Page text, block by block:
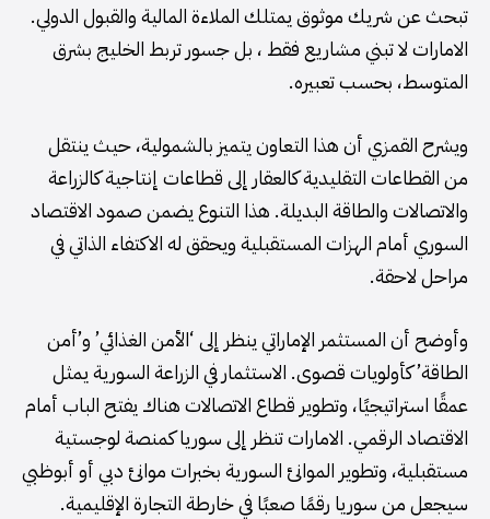
تبحث عن شريك موثوق يمتلك الملاءة المالية والقبول الدولي.
الامارات لا تبني مشاريع فقط ، بل جسور تربط الخليج بشرق
المتوسط، بحسب تعبيره.
ويشرح القمزي أن هذا التعاون يتميز بالشمولية، حيث ينتقل
من القطاعات التقليدية كالعقار إلى قطاعات إنتاجية كالزراعة
والاتصالات والطاقة البديلة. هذا التنوع يضمن صمود الاقتصاد
السوري أمام الهزات المستقبلية ويحقق له الاكتفاء الذاتي في
مراحل لاحقة.
وأوضح أن المستثمر الإماراتي ينظر إلى ‘الأمن الغذائي’ و’أمن
الطاقة’ كأولويات قصوى. الاستثمار في الزراعة السورية يمثل
عمقًا استراتيجيًا، وتطوير قطاع الاتصالات هناك يفتح الباب أمام
الاقتصاد الرقمي. الامارات تنظر إلى سوريا كمنصة لوجستية
مستقبلية، وتطوير الموانئ السورية بخبرات موانئ دبي أو أبوظبي
سيجعل من سوريا رقمًا صعبًا في خارطة التجارة الإقليمية.